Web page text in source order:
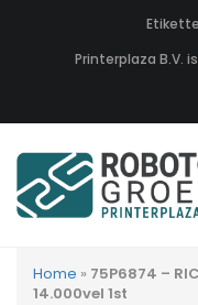
Printerplaza B.V.
Home » 75P6874 –
14.000vel 1st